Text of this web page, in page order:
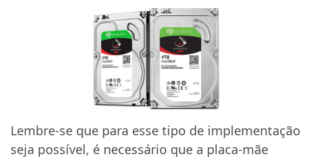
Lembre-se que para esse tipo de implementação
seja possível, é necessário que a placa-mãe